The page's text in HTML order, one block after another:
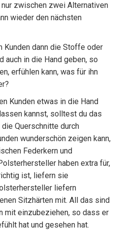
zwischen zwei Alternativen
wieder den nächsten
Kunden dann die Stoffe oder
auch in die Hand geben, so
erfühlen kann, was für ihn
Kunden etwas in die Hand
kannst, solltest du das
Querschnitte durch
wunderschön zeigen kann,
Federkern und
haben extra für,
ist, liefern sie
liefern
Sitzhärten mit. All das sind
mit einzubeziehen, so dass er
hat und gesehen hat.